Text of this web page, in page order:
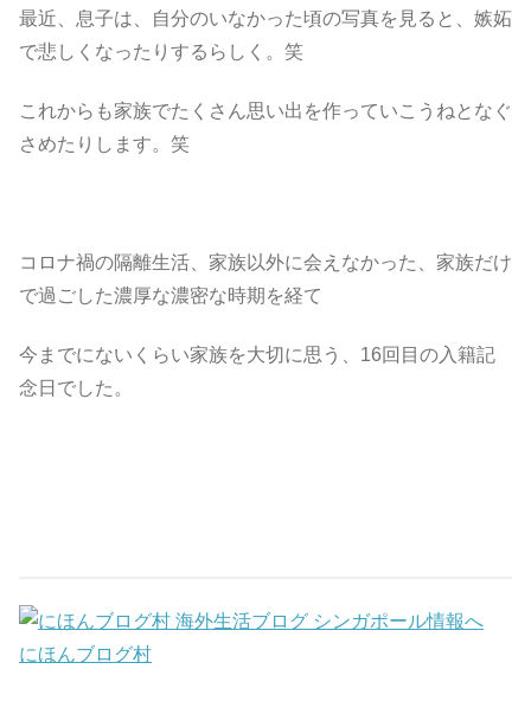
最近、息子は、自分のいなかった頃の写真を見ると、嫉妬
で悲しくなったりするらしく。笑
これからも家族でたくさん思い出を作っていこうねとなぐ
さめたりします。笑
コロナ禍の隔離生活、家族以外に会えなかった、家族だけ
で過ごした濃厚な濃密な時期を経て
今までにないくらい家族を大切に思う、16回目の入籍記
念日でした。
にほんブログ村